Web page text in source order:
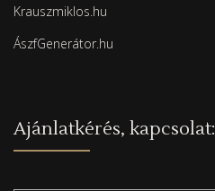
Krauszmiklos.hu
ÁszfGenerátor.hu
Ajánlatkérés, kapcsolat: